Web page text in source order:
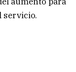
servicio.